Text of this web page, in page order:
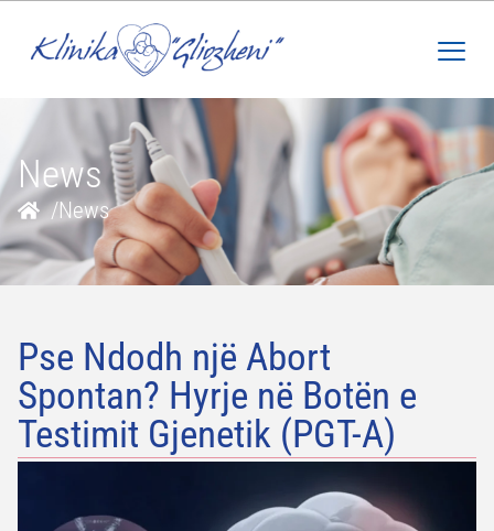
News
/News
Pse Ndodh një Abort
Spontan? Hyrje në Botën e
Testimit Gjenetik (PGT-A)